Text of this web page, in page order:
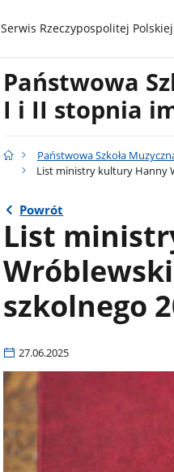
gov.pl
Serwis Rzeczypospolitej Polskiej
Państwowa
I i II stopnia
Państwowa Szkoła
List ministry kultury Hanny
Powrót
List
szkolnego
27.06.2025